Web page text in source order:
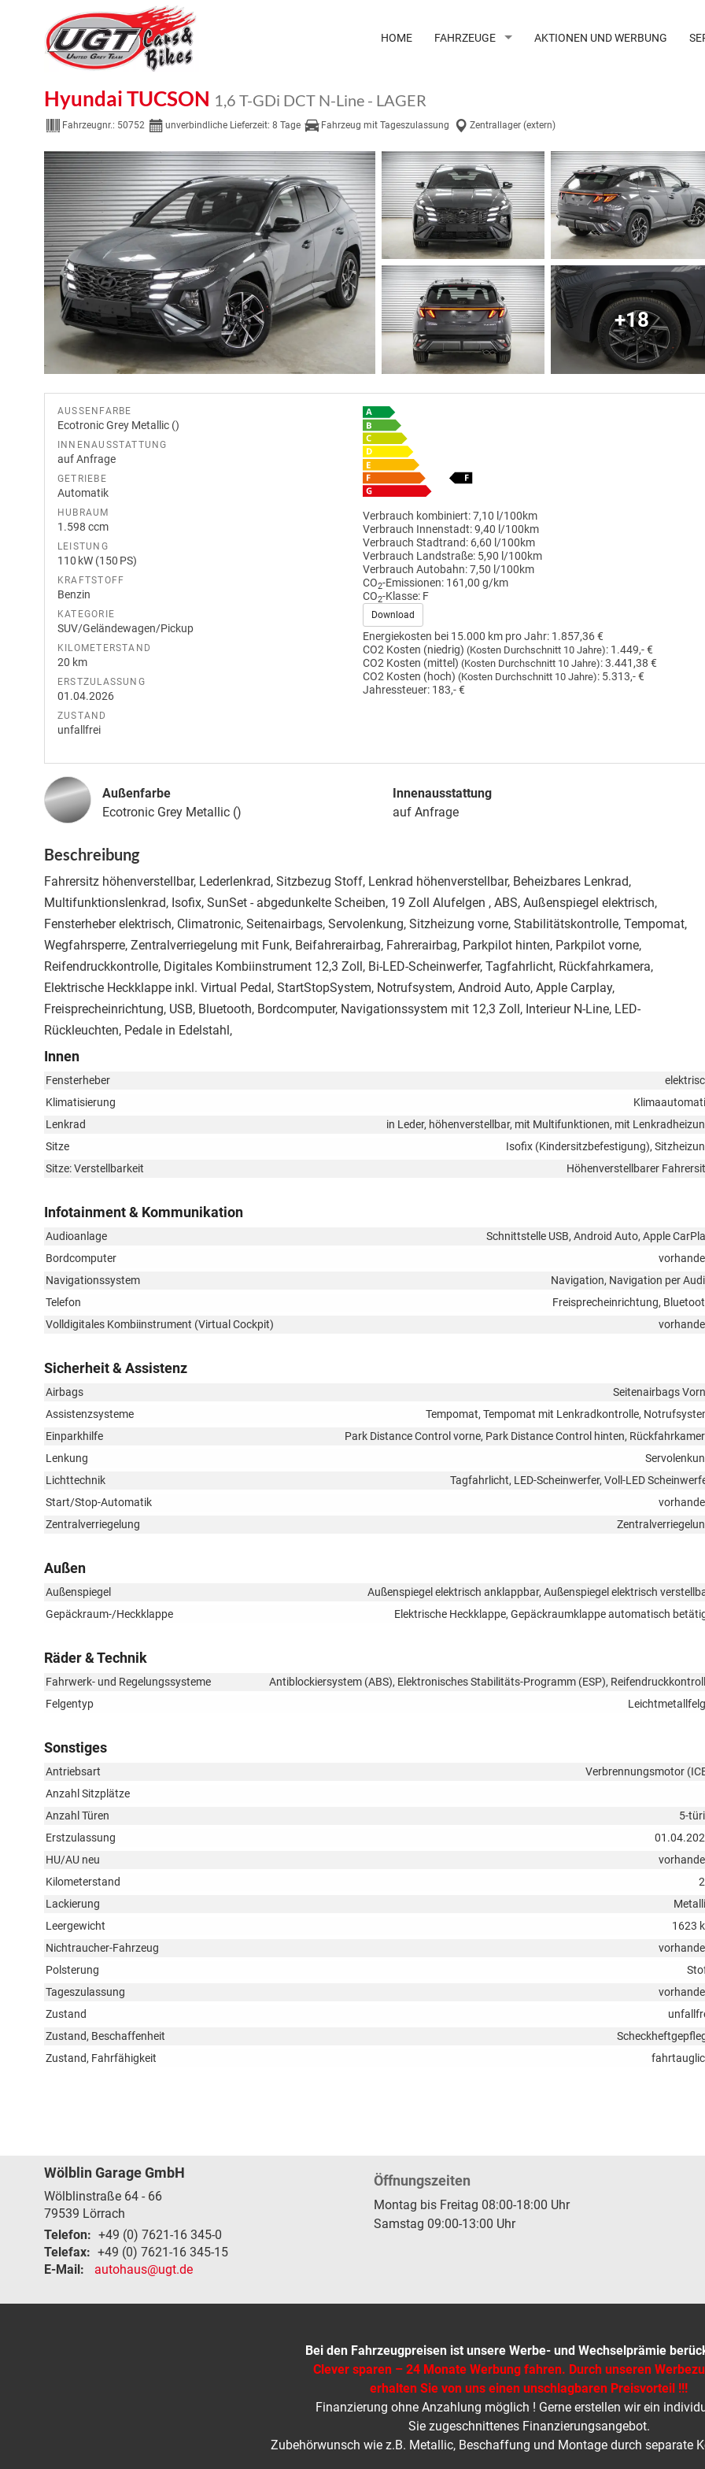
HOME FAHRZEUGE AKTIONEN UND WERBUNG
Hyundai TUCSON 1,6 T-GDi DCT N-Line - LAGER
Fahrzeugnr.: 50752 unverbindliche Lieferzeit: 8 Tage Fahrzeug mit Tageszulassung Zentrallager (extern)
+18
AUSSENFARBE
Ecotronic Grey Metallic ()
INNENAUSSTATTUNG
auf Anfrage
GETRIEBE
Automatik
HUBRAUM
1.598 ccm
LEISTUNG
110 kW (150 PS)
KRAFTSTOFF
Benzin
KATEGORIE
SUV/Geländewagen/Pickup
KILOMETERSTAND
20 km
ERSTZULASSUNG
01.04.2026
ZUSTAND
unfallfrei
Verbrauch kombiniert:7,10 l/100km
Verbrauch Innenstadt:9,40 l/100km
Verbrauch Stadtrand: 6,60 l/100km
Verbrauch Landstraße: 5,90 l/100km
Verbrauch Autobahn:7,50 l/100km
CO2-Emissionen: 161,00 g/km
CO2-Klasse: F
Download
Energiekosten bei 15.000 km pro Jahr: 1.857,36 €
CO2 Kosten (niedrig) (Kosten Durchschnitt 10 Jahre): 1.449,- €
CO2 Kosten (mittel) (Kosten Durchschnitt 10 Jahre):3.441,38 €
CO2 Kosten (hoch) (Kosten Durchschnitt 10 Jahre): 5.313,- €
Jahressteuer: 183,- €
Außenfarbe
Ecotronic Grey Metallic ()
Innenausstattung
auf Anfrage
Beschreibung
Fahrersitz höhenverstellbar, Lederlenkrad, Sitzbezug Stoff, Lenkrad höhenverstellbar, Beheizbares Lenkrad,
Multifunktionslenkrad, Isofix, SunSet - abgedunkelte Scheiben, 19 Zoll Alufelgen , ABS, Außenspiegel elektrisch,
Fensterheber elektrisch, Climatronic, Seitenairbags, Servolenkung, Sitzheizung vorne, Stabilitätskontrolle, Tempomat,
Wegfahrsperre, Zentralverriegelung mit Funk, Beifahrerairbag, Fahrerairbag, Parkpilot hinten, Parkpilot vorne,
Reifendruckkontrolle, Digitales Kombiinstrument 12,3 Zoll, Bi-LED-Scheinwerfer, Tagfahrlicht, Rückfahrkamera,
Elektrische Heckklappe inkl. Virtual Pedal, StartStopSystem, Notrufsystem, Android Auto, Apple Carplay,
Freisprecheinrichtung, USB, Bluetooth, Bordcomputer, Navigationssystem mit 12,3 Zoll, Interieur N-Line, LED-
Rückleuchten, Pedale in Edelstahl,
Innen
Fensterheber
Klimatisierung
Lenkrad
in Leder, höhenverstellbar, mit Multifunktionen, mit
Sitze
Isofix (Kindersitzbefestigung),
Sitze: Verstellbarkeit
Höhenverstellbarer
Infotainment & Kommunikation
Audioanlage
Schnittstelle USB, Android Auto, Apple
Bordcomputer
Navigationssystem
Navigation, Navigation per
Telefon
Freisprecheinrichtung,
Volldigitales Kombiinstrument (Virtual Cockpit)
Sicherheit & Assistenz
Airbags
Seitenairbags
Assistenzsysteme
Tempomat, Tempomat mit Lenkradkontrolle,
Einparkhilfe
Park Distance Control vorne, Park Distance Control hinten,
Lenkung
Lichttechnik
Tagfahrlicht, LED-Scheinwerfer, Voll-LED
Start/Stop-Automatik
Zentralverriegelung
Außen
Außenspiegel
Außenspiegel elektrisch anklappbar, Außenspiegel elektrisch
Gepäckraum-/Heckklappe
Elektrische Heckklappe, Gepäckraumklappe automatisch
Räder & Technik
Fahrwerk- und Regelungssysteme
Antiblockiersystem (ABS), Elektronisches Stabilitäts-Programm (ESP),
Felgentyp
Sonstiges
Antriebsart
Verbrennungsmotor
Anzahl Sitzplätze
Anzahl Türen
5-
Erstzulassung
HU/AU neu
Kilometerstand
Lackierung
Leergewicht
1623
Nichtraucher-Fahrzeug
Polsterung
Tageszulassung
Zustand
Zustand, Beschaffenheit
Zustand, Fahrfähigkeit
Wölblin Garage GmbH
Wölblinstraße 64 - 66
79539 Lörrach
Telefon: +49 (0) 7621-16 345-0
Telefax: +49 (0) 7621-16 345-15
E-Mail:
autohaus@ugt.de
Öffnungszeiten
Montag bis Freitag 08:00-18:00 Uhr
Samstag 09:00-13:00 Uhr
Bei den Fahrzeugpreisen ist unsere Werbe- und Wechselprämie
Clever sparen – 24 Monate Werbung fahren. Durch unseren
erhalten Sie von uns einen unschlagbaren Preisvorteil !!!
Finanzierung ohne Anzahlung möglich ! Gerne erstellen wir ein
Sie zugeschnittenes Finanzierungsangebot.
Zubehörwunsch wie z.B. Metallic, Beschaffung und Montage durch separate